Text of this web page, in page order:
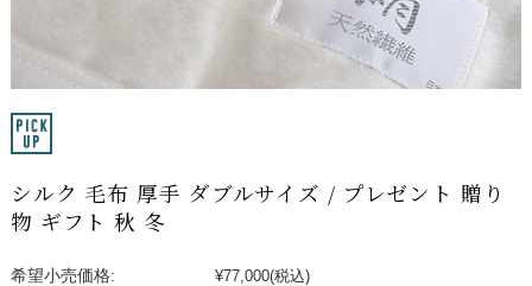
シルク 毛布 厚手 ダブルサイズ / プレゼント 贈り
物 ギフト 秋 冬
希望小売価格: ¥77,000(税込)